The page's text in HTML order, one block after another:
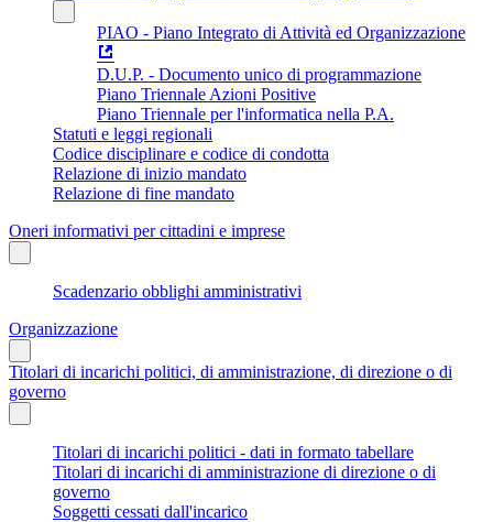
PIAO - Piano Integrato di Attività ed Organizzazione
D.U.P. - Documento unico di programmazione
Piano Triennale Azioni Positive
Piano Triennale per l'informatica nella P.A.
Statuti e leggi regionali
Codice disciplinare e codice di condotta
Relazione di inizio mandato
Relazione di fine mandato
Oneri informativi per cittadini e imprese
Scadenzario obblighi amministrativi
Organizzazione
Titolari di incarichi politici, di amministrazione, di direzione o di
governo
Titolari di incarichi politici - dati in formato tabellare
Titolari di incarichi di amministrazione di direzione o di
governo
Soggetti cessati dall'incarico